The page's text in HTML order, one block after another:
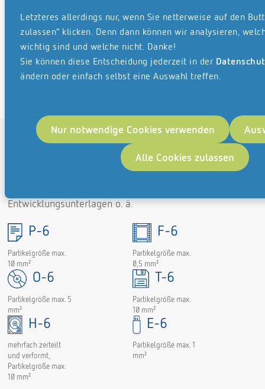
Letzteres allerdings nur, wenn Sie netterweise auf den
zulassen“ klicken. Denn dann können wir analysieren,
wichtig sind und welche nicht. Danke!
Sie können diese Entscheidung jederzeit in der
ändern oder einfach selbst eine Auswahl treffen.
Alle Cookies zulassen
Nur notwendige Cookies verwenden
10 mm²
30 mm²
H-5
und verformt,
E-5
Partikelgröße max.
10 mm²
Sicherheitsstufe 6» Schutzklasse 3
Für Datenträger mit geheim zu haltenden Daten, wenn
außergewöhnlich hohe Sicherheitsvorkehrungen
Entwicklungsunterlagen o. ä.
P-6
Partikelgröße max.
10 mm²
F-6
Partikelgröße max.
0,5 mm²
O-6
Partikelgröße max. 5
mm²
T-6
Partikelgröße max.
10 mm²
H-6
mehrfach zerteilt
und verformt,
Partikelgröße max.
10 mm²
E-6
Partikelgröße max. 1
mm²